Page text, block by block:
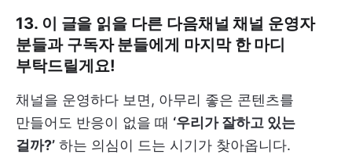
13. 이 글을 읽을 다른 다음채널 채널 운영자
분들과 구독자 분들에게 마지막 한 마디
부탁드릴게요!
채널을 운영하다 보면, 아무리 좋은 콘텐츠를
만들어도 반응이 없을 때 ‘우리가 잘하고 있는
걸까?’ 하는 의심이 드는 시기가 찾아옵니다.